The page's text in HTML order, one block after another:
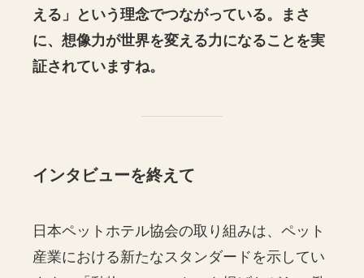
える」という理念でつながっている。まさ
に、想像力が世界を変える力になることを実
証されていますね。
インタビューを終えて
日本ペットホテル協会の取り組みは、ペット
産業における新たなスタンダードを示してい